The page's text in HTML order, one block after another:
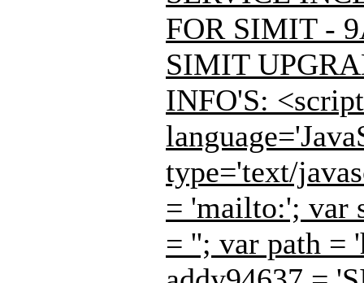
FOR SIMIT -
SIMIT
INFO'S: <script
type='text/
= 'mailto:'; var
= ''; var path =